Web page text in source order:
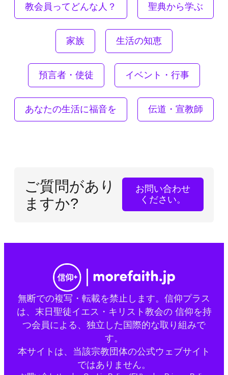
教会員ってどんな人？ 聖典から学ぶ
家族 生活の知恵
預言者・使徒 イベント・行事
あなたの生活に福音を 伝道・宣教師
ご質問があり
ますか?
お問い合わせ
ください。
無断での複写・転載を禁止します。信仰プラス
は、末日聖徒イエス・キリスト教会の 信仰を持
つ会員による、独立した国際的な取り組みで
す。
本サイトは、当該宗教団体の公式ウェブサイト
ではありません。